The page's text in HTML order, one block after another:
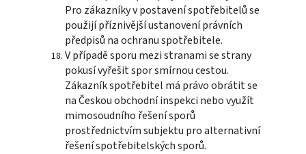
Pro zákazníky v postavení spotřebitelů se
použijí příznivější ustanovení právních
předpisů na ochranu spotřebitele.
V případě sporu mezi stranami se strany
pokusí vyřešit spor smírnou cestou.
Zákazník spotřebitel má právo obrátit se
na Českou obchodní inspekci nebo využít
mimosoudního řešení sporů
prostřednictvím subjektu pro alternativní
řešení spotřebitelských sporů.